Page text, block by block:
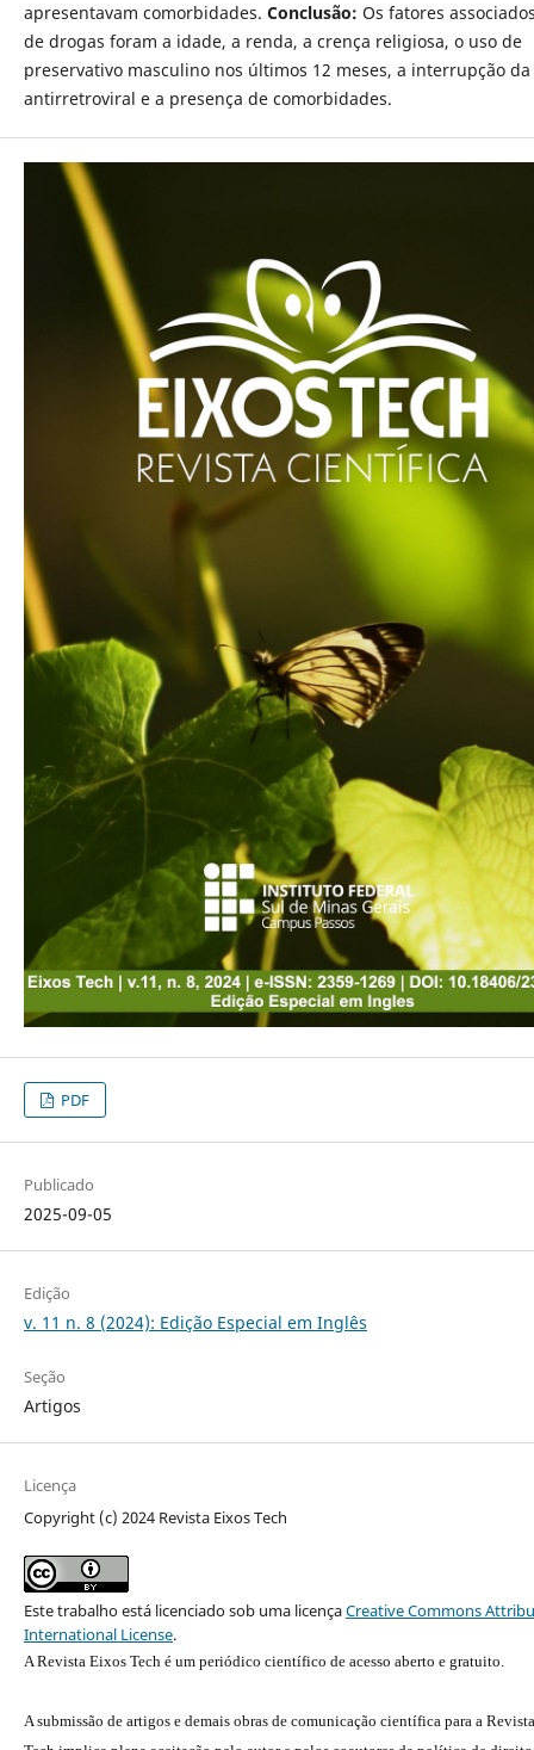
apresentavam comorbidades. Conclusão: Os fatores
de drogas foram a idade, a renda, a crença religiosa, o uso de
preservativo masculino nos últimos 12 meses, a interrupção
antirretroviral e a presença de comorbidades.
PDF
Publicado
2025-09-05
Edição
v. 11 n. 8 (2024): Edição Especial em Inglês
Seção
Artigos
Licença
Copyright (c) 2024 Revista Eixos Tech
Este trabalho está licenciado sob uma licençaCreative Commons
International License.
A Revista Eixos Tech é um periódico científico de acesso aberto e gratuito.
A submissão de artigos e demais obras de comunicação científica para a